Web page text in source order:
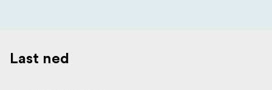
Last ned